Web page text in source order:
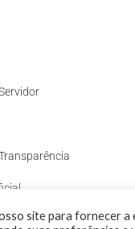
e Esgoto
site para fornecer a